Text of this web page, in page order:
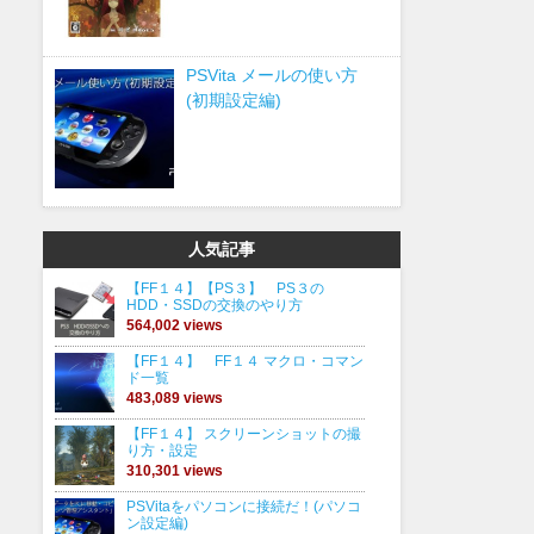
PSVita メールの使い方
(初期設定編)
人気記事
【FF１４】【PS３】 PS３の
HDD・SSDの交換のやり方
564,002 views
【FF１４】 FF１４ マクロ・コマン
ド一覧
483,089 views
【FF１４】 スクリーンショットの撮
り方・設定
310,301 views
PSVitaをパソコンに接続だ！(パソコ
ン設定編)